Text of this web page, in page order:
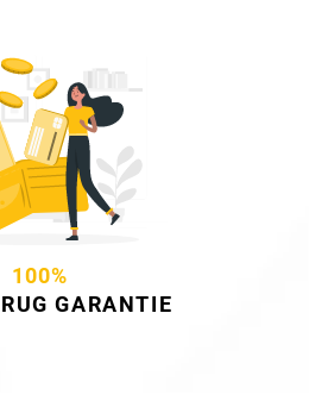
100%
GARANTIE